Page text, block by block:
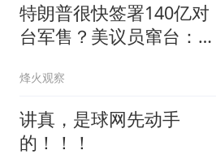
特朗普很快签署140亿对
台军售？美议员窜台：必
烽火观察
讲真，是球网先动手
的！！！